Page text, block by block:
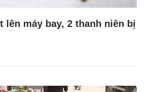
lên máy bay, 2 thanh niên bị